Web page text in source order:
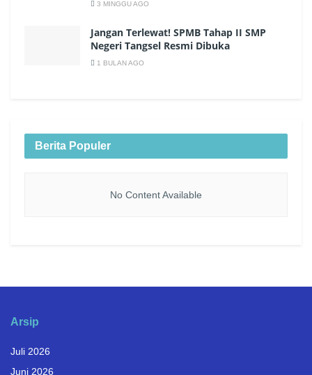
3 MINGGU AGO
Jangan Terlewat! SPMB Tahap II SMP
Negeri Tangsel Resmi Dibuka
1 BULAN AGO
Berita Populer
No Content Available
Arsip
Juli 2026
Juni 2026